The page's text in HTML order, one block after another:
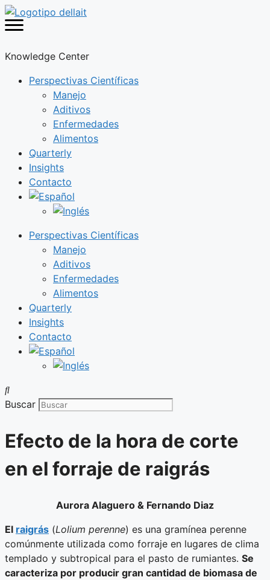
Saltar
al
Knowledge Center
Perspectivas Científicas
Manejo
Aditivos
Enfermedades
Alimentos
Quarterly
Insights
Contacto
Perspectivas Científicas
Manejo
Aditivos
Enfermedades
Alimentos
Quarterly
Insights
Contacto
Buscar
Efecto de la hora de corte
en el forraje de raigrás
Aurora Alaguero & Fernando Diaz
El raigrás (Lolium perenne) es una gramínea perenne
comúnmente utilizada como forraje en lugares de clima
templado y subtropical para el pasto de rumiantes. Se
caracteriza por producir gran cantidad de biomasa de